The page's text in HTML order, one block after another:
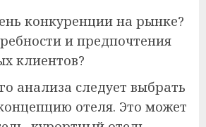
конкуренции на рынке?
и предпочтения
клиентов?
анализа следует выбрать
отеля. Это может